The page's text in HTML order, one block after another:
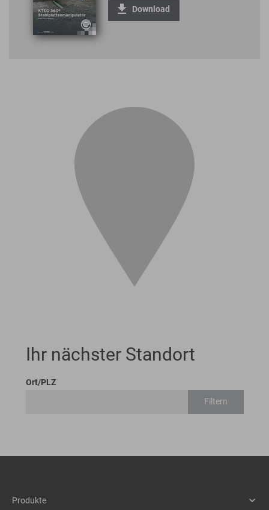
Download
Ihr nächster Standort
Ort/PLZ
Filtern
Produkte